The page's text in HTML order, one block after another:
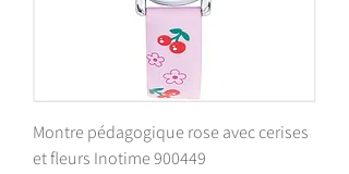
Montre pédagogique rose avec cerises
et fleurs Inotime 900449